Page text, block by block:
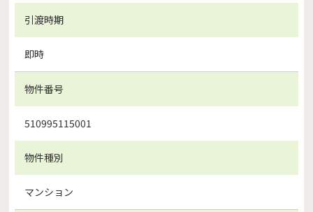
引渡時期
即時
物件番号
510995115001
物件種別
マンション